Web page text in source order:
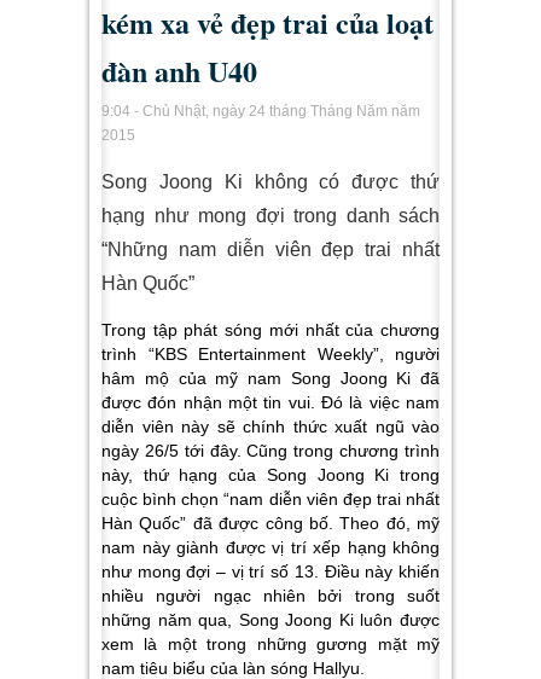
kém xa vẻ đẹp trai của loạt
đàn anh U40
9:04 - Chủ Nhật, ngày 24 tháng Tháng Năm năm
2015
Song Joong Ki không có được thứ
hạng như mong đợi trong danh sách
“Những nam diễn viên đẹp trai nhất
Hàn Quốc”
Trong tập phát sóng mới nhất của chương
trình “KBS Entertainment Weekly”, người
hâm mộ của mỹ nam Song Joong Ki đã
được đón nhận một tin vui. Đó là việc nam
diễn viên này sẽ chính thức xuất ngũ vào
ngày 26/5 tới đây. Cũng trong chương trình
này, thứ hạng của Song Joong Ki trong
cuộc bình chọn “nam diễn viên đẹp trai nhất
Hàn Quốc” đã được công bố. Theo đó, mỹ
nam này giành được vị trí xếp hạng không
như mong đợi – vị trí số 13. Điều này khiến
nhiều người ngạc nhiên bởi trong suốt
những năm qua, Song Joong Ki luôn được
xem là một trong những gương mặt mỹ
nam tiêu biểu của làn sóng Hallyu.